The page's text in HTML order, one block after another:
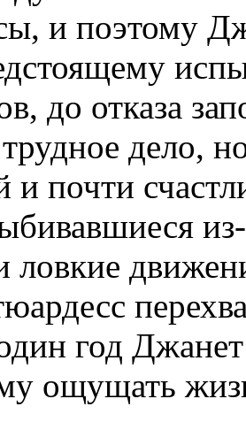
и поэтому
до отказа
дело,
и почти
ловкие
год
ощущать